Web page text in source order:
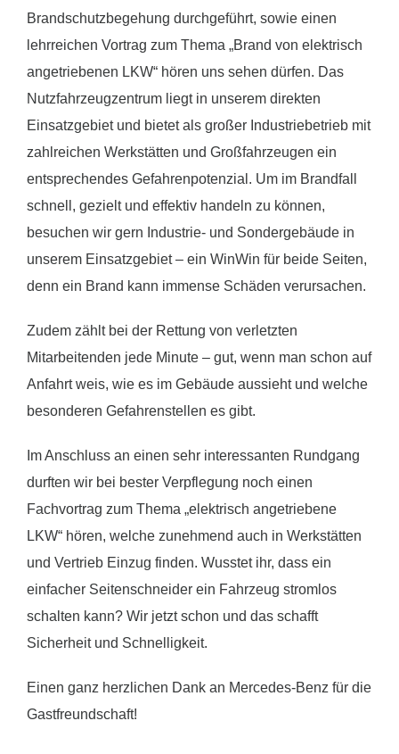
Brandschutzbegehung durchgeführt, sowie einen
lehrreichen Vortrag zum Thema „Brand von elektrisch
angetriebenen LKW“ hören uns sehen dürfen. Das
Nutzfahrzeugzentrum liegt in unserem direkten
Einsatzgebiet und bietet als großer Industriebetrieb mit
zahlreichen Werkstätten und Großfahrzeugen ein
entsprechendes Gefahrenpotenzial. Um im Brandfall
schnell, gezielt und effektiv handeln zu können,
besuchen wir gern Industrie- und Sondergebäude in
unserem Einsatzgebiet – ein WinWin für beide Seiten,
denn ein Brand kann immense Schäden verursachen.
Zudem zählt bei der Rettung von verletzten
Mitarbeitenden jede Minute – gut, wenn man schon auf
Anfahrt weis, wie es im Gebäude aussieht und welche
besonderen Gefahrenstellen es gibt.
Im Anschluss an einen sehr interessanten Rundgang
durften wir bei bester Verpflegung noch einen
Fachvortrag zum Thema „elektrisch angetriebene
LKW“ hören, welche zunehmend auch in Werkstätten
und Vertrieb Einzug finden. Wusstet ihr, dass ein
einfacher Seitenschneider ein Fahrzeug stromlos
schalten kann? Wir jetzt schon und das schafft
Sicherheit und Schnelligkeit.
Einen ganz herzlichen Dank an Mercedes-Benz für die
Gastfreundschaft!